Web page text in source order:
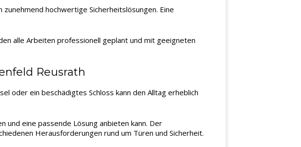
hochwertige Sicherheitslösungen. Eine
alle Arbeiten professionell geplant und mit geeigneten
Reusrath
oder ein beschädigtes Schloss kann den Alltag erheblich
und eine passende Lösung anbieten kann. Der
Herausforderungen rund um Türen und Sicherheit.